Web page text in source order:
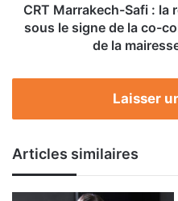
sous
soutien
de
la
CRT Marrakech-Safi :
sous le signe de la co-
de la
Laisser
Articles similaires